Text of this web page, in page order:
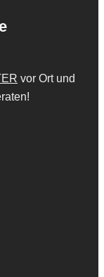
vor Ort und